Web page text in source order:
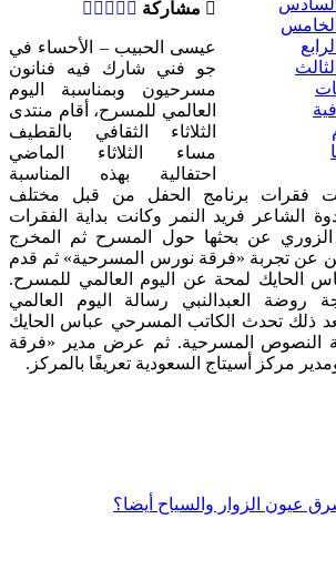
مشاركة
عيسى الحبيب – الأحساء في
جو فني شارك فيه فنانون
مسرحيون وبمناسبة اليوم
العالمي للمسرح، أقام منتدى
الثلاثاء الثقافي بالقطيف
مساء الثلاثاء الماضي
احتفالية بهذه المناسبة
فقرات برنامج الحفل من قبل مختلف
الشاعر فريد النمر وكانت بداية الفقرات
عن بحثها حول المسرح ثم المخرج
عن تجربة «فرقة نورس المسرحية» ثم قدم
الحايك لمحة عن اليوم العالمي للمسرح.
روضة العبدالنبي رسالة اليوم العالمي
ذلك تحدث الكاتب المسرحي عباس الحايك
النصوص المسرحية. ثم عرض مدير «فرقة
مركز أسيتاج السعودية تعريفًا بالمركز.
عيون الزوار والسياح أيضا؟